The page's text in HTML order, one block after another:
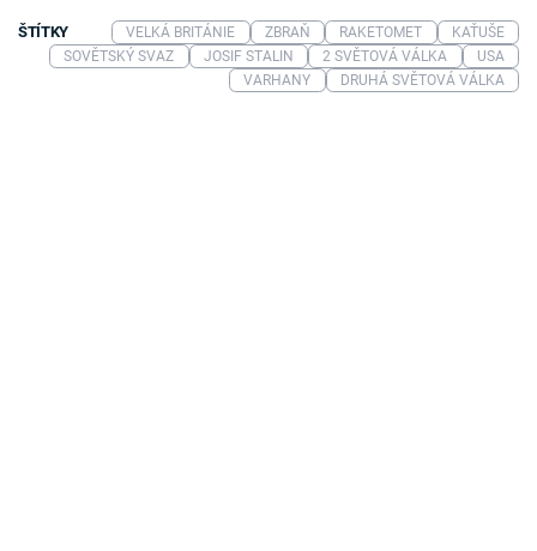
ŠTÍTKY VELKÁ BRITÁNIE ZBRAŇ RAKETOMET
KAŤUŠE
SOVĚTSKÝ SVAZ
JOSIF STALIN 2 SVĚTOVÁ VÁLKA
USA
VARHANY
DRUHÁ SVĚTOVÁ VÁLKA